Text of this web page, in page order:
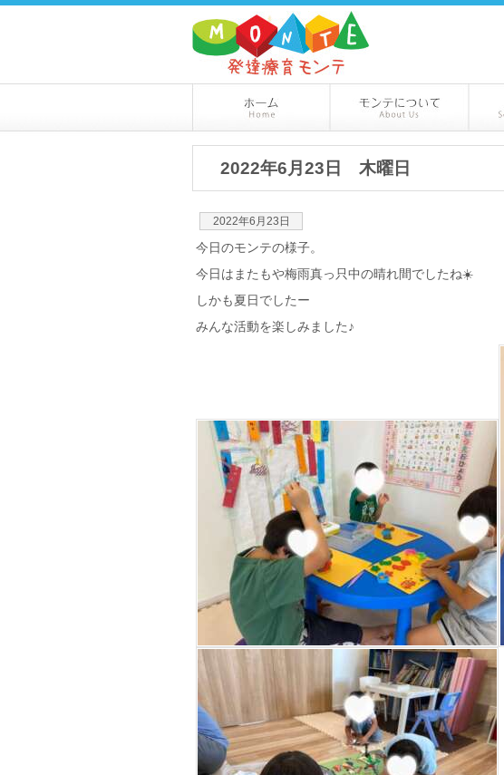
2022年6月23日 木曜日
2022年6月23日
今日のモンテの様子。
今日はまたもや梅雨真っ只中の晴れ間でしたね☀️
しかも夏日でしたー
みんな活動を楽しみました♪